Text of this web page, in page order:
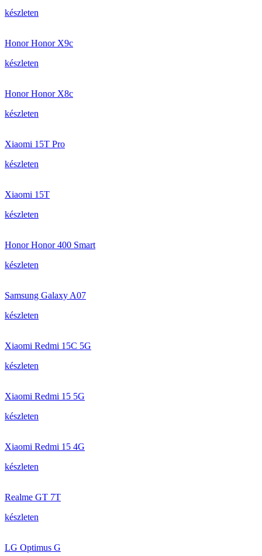
készleten
Honor Honor X9c
készleten
Honor Honor X8c
készleten
Xiaomi 15T Pro
készleten
Xiaomi 15T
készleten
Honor Honor 400 Smart
készleten
Samsung Galaxy A07
készleten
Xiaomi Redmi 15C 5G
készleten
Xiaomi Redmi 15 5G
készleten
Xiaomi Redmi 15 4G
készleten
Realme GT 7T
készleten
LG Optimus G